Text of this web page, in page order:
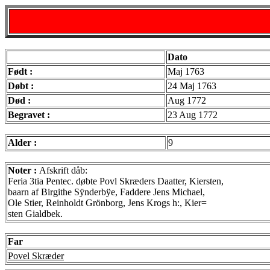
Dato
Født :
Maj 1763
Døbt :
24 Maj 1763
Død :
Aug 1772
Begravet :
23 Aug 1772
Alder : 9
Noter : Afskrift dåb:
Feria 3tia Pentec. døbte Povl Skræders Daatter, Kiersten,
baarn af Birgithe Sÿnderbÿe, Faddere Jens Michael,
Ole Stier, Reinholdt Grönborg, Jens Krogs h:, Kier=
sten Gialdbek.
Far
Povel Skræder